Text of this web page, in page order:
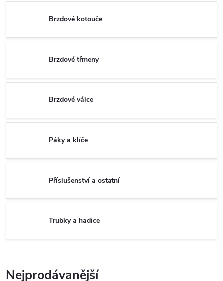
Brzdové kotouče
Brzdové třmeny
Brzdové válce
Páky a klíče
Příslušenství a ostatní
Trubky a hadice
Nejprodávanější